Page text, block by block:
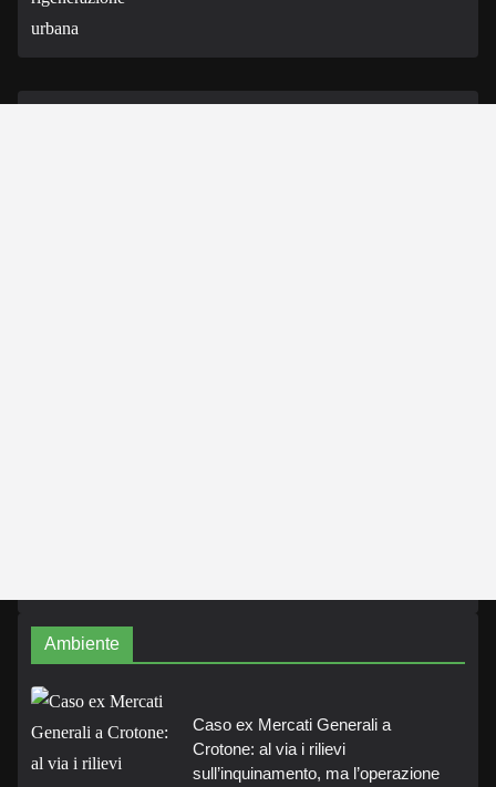
Ambiente
Caso ex Mercati Generali a
Crotone: al via i rilievi
sull’inquinamento, ma l’operazione